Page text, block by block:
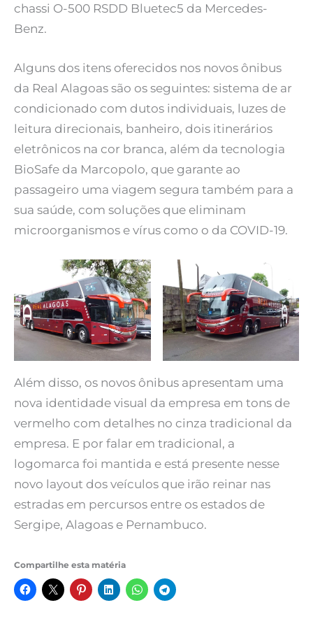
chassi O-500 RSDD Bluetec5 da Mercedes-
Benz.
Alguns dos itens oferecidos nos novos ônibus
da Real Alagoas são os seguintes: sistema de ar
condicionado com dutos individuais, luzes de
leitura direcionais, banheiro, dois itinerários
eletrônicos na cor branca, além da tecnologia
BioSafe da Marcopolo, que garante ao
passageiro uma viagem segura também para a
sua saúde, com soluções que eliminam
microorganismos e vírus como o da COVID-19.
Além disso, os novos ônibus apresentam uma
nova identidade visual da empresa em tons de
vermelho com detalhes no cinza tradicional da
empresa. E por falar em tradicional, a
logomarca foi mantida e está presente nesse
novo layout dos veículos que irão reinar nas
estradas em percursos entre os estados de
Sergipe, Alagoas e Pernambuco.
Compartilhe esta matéria